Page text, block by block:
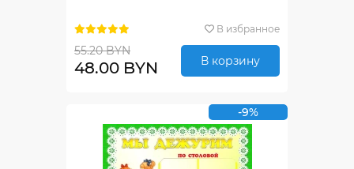
В избранное
55.20 BYN
48.00 BYN В корзину
-9%